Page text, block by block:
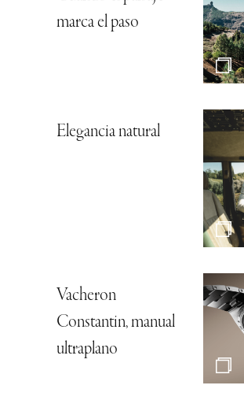
marca el paso
Elegancia natural
Vacheron
Constantin, manual
ultraplano